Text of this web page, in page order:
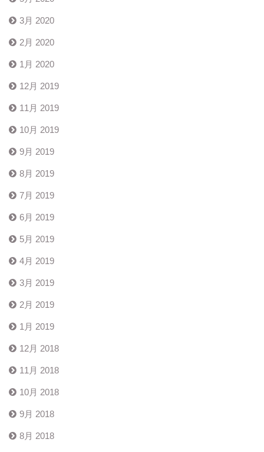
3月 2020
2月 2020
1月 2020
12月 2019
11月 2019
10月 2019
9月 2019
8月 2019
7月 2019
6月 2019
5月 2019
4月 2019
3月 2019
2月 2019
1月 2019
12月 2018
11月 2018
10月 2018
9月 2018
8月 2018